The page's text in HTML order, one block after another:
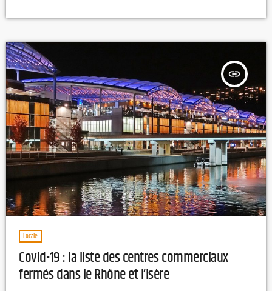
finale de l’édition 2021 de l’Eurovision, programmée le 22 mai
écrit également pour d'autres chanteurs et chanteuses.
https://www.youtube.com/watch?
v=kTaOHpWz3og&feature=emb_title
insert_link
Locale
Covid-19 : la liste des centres commerciaux
fermés dans le Rhône et l’Isère